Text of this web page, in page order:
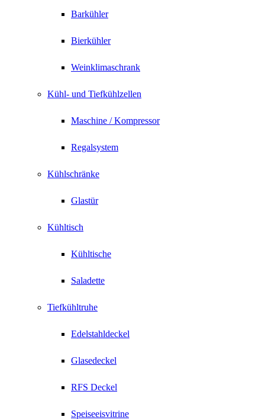
Barkühler
Bierkühler
Weinklimaschrank
Kühl- und Tiefkühlzellen
Maschine / Kompressor
Regalsystem
Kühlschränke
Glastür
Kühltisch
Kühltische
Saladette
Tiefkühltruhe
Edelstahldeckel
Glasedeckel
RFS Deckel
Speiseeisvitrine